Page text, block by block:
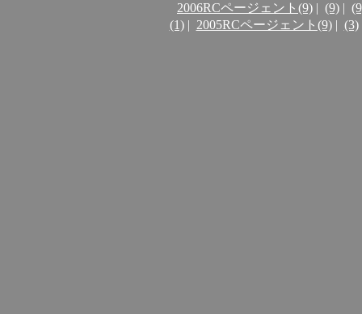
2006RCページェント(9) | (9) |
(1) | 2005RCページェント(9) | (3)